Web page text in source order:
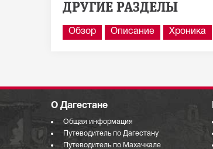
ДРУГИЕ РАЗДЕЛЫ
Обзор Описание Хроника
О Дагестане
Общая информация
Путеводитель по Дагестану
Путеводитель по Махачкале